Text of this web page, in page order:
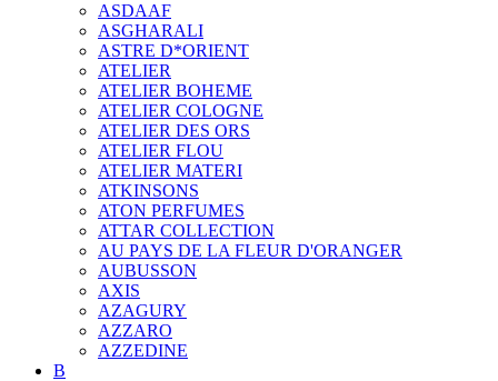
ASDAAF
ASGHARALI
ASTRE D*ORIENT
ATELIER
ATELIER BOHEME
ATELIER COLOGNE
ATELIER DES ORS
ATELIER FLOU
ATELIER MATERI
ATKINSONS
ATON PERFUMES
ATTAR COLLECTION
AU PAYS DE LA FLEUR D'ORANGER
AUBUSSON
AXIS
AZAGURY
AZZARO
AZZEDINE
B